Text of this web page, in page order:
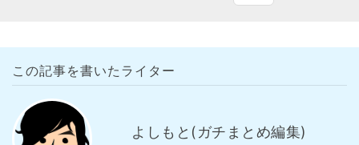
この記事を書いたライター
よしもと(ガチまとめ編集)